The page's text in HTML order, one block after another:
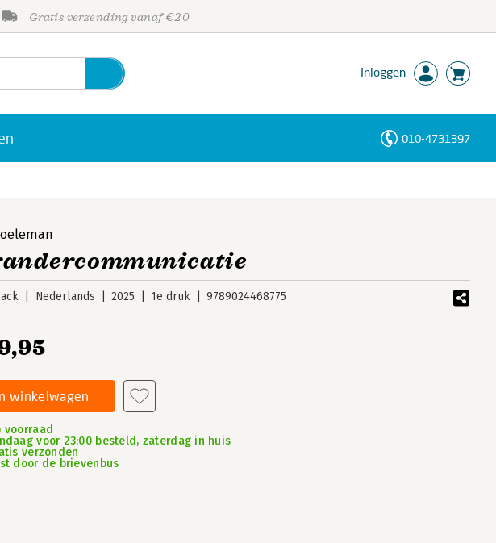
Gratis verzending vanaf €20
Inloggen
010-4731397
Nederlands 2025 1e druk 9789024468775
winkelwagen
voorraad
voor 23:00 besteld, zaterdag in huis
verzonden
door de brievenbus
Personen